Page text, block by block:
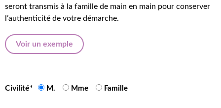
seront transmis à la famille de main en main pour conserver
l’authenticité de votre démarche.
Voir un exemple
Civilité* M. Mme Famille